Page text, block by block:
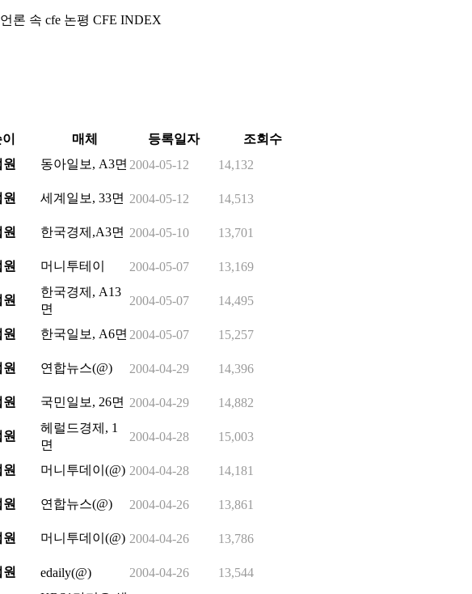
언론 속 cfe 논평 CFE INDEX
매체 등록일자
조회수
동아일보, A3면 2004-05-12 14,132
세계일보, 33면 2004-05-12 14,513
한국경제,A3면 2004-05-10 13,701
머니투테이 2004-05-07 13,169
한국경제, A13
면
2004-05-07 14,495
한국일보, A6면 2004-05-07 15,257
연합뉴스(@) 2004-04-29 14,396
국민일보, 26면 2004-04-29 14,882
헤럴드경제, 1
면
2004-04-28 15,003
머니투데이(@) 2004-04-28 14,181
연합뉴스(@) 2004-04-26 13,861
머니투데이(@) 2004-04-26 13,786
edaily(@) 2004-04-26
13,544